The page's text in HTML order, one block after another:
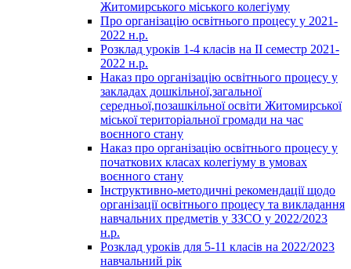
Житомирського міського колегіуму
Про організацію освітнього процесу у 2021-
2022 н.р.
Розклад уроків 1-4 класів на ІІ семестр 2021-
2022 н.р.
Наказ про організацію освітнього процесу у
закладах дошкільної,загальної
середньої,позашкільної освіти Житомирської
міської територіальної громади на час
воєнного стану
Наказ про організацію освітнього процесу у
початкових класах колегіуму в умовах
воєнного стану
Інструктивно-методичні рекомендації щодо
організації освітнього процесу та викладання
навчальних предметів у ЗЗСО у 2022/2023
н.р.
Розклад уроків для 5-11 класів на 2022/2023
навчальний рік